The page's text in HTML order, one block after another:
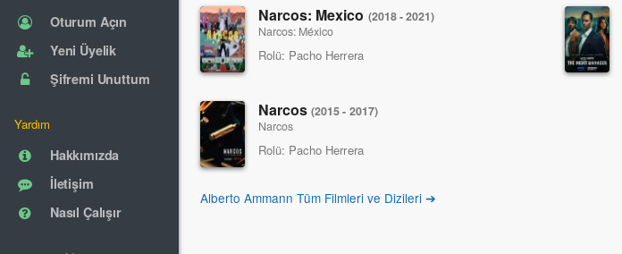
Oturum Açın
Yeni Üyelik
Şifremi Unuttum
Yardım
Hakkımızda
İletişim
Nasıl Çalışır
Narcos: Mexico (2018 - 2021)
Narcos: México
Rolü: Pacho Herrera
Narcos(2015 - 2017)
Narcos
Rolü: Pacho Herrera
Alberto Ammann Tüm Filmleri ve Dizileri ➔